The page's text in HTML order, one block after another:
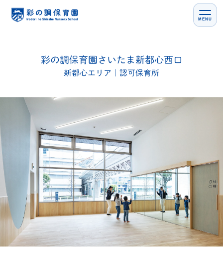
MENU
彩の調保育園 さいたま新都心西口
新都心エリア｜認可保育所